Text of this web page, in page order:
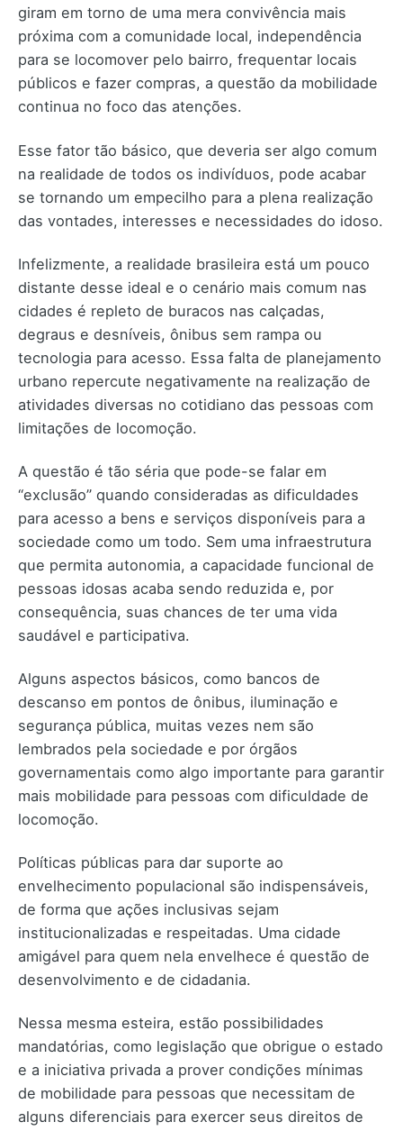
giram em torno de uma mera convivência mais
próxima com a comunidade local, independência
para se locomover pelo bairro, frequentar locais
públicos e fazer compras, a questão da mobilidade
continua no foco das atenções.
Esse fator tão básico, que deveria ser algo comum
na realidade de todos os indivíduos, pode acabar
se tornando um empecilho para a plena realização
das vontades, interesses e necessidades do idoso.
Infelizmente, a realidade brasileira está um pouco
distante desse ideal e o cenário mais comum nas
cidades é repleto de buracos nas calçadas,
degraus e desníveis, ônibus sem rampa ou
tecnologia para acesso. Essa falta de planejamento
urbano repercute negativamente na realização de
atividades diversas no cotidiano das pessoas com
limitações de locomoção.
A questão é tão séria que pode-se falar em
“exclusão” quando consideradas as dificuldades
para acesso a bens e serviços disponíveis para a
sociedade como um todo. Sem uma infraestrutura
que permita autonomia, a capacidade funcional de
pessoas idosas acaba sendo reduzida e, por
consequência, suas chances de ter uma vida
saudável e participativa.
Alguns aspectos básicos, como bancos de
descanso em pontos de ônibus, iluminação e
segurança pública, muitas vezes nem são
lembrados pela sociedade e por órgãos
governamentais como algo importante para garantir
mais mobilidade para pessoas com dificuldade de
locomoção.
Políticas públicas para dar suporte ao
envelhecimento populacional são indispensáveis,
de forma que ações inclusivas sejam
institucionalizadas e respeitadas. Uma cidade
amigável para quem nela envelhece é questão de
desenvolvimento e de cidadania.
Nessa mesma esteira, estão possibilidades
mandatórias, como legislação que obrigue o estado
e a iniciativa privada a prover condições mínimas
de mobilidade para pessoas que necessitam de
alguns diferenciais para exercer seus direitos de